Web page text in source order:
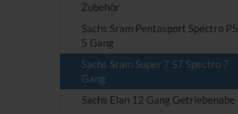
Zubehör
Sachs Sram Pentasport Spectro P5
5 Gang
Sachs Sram Super 7 S7 Spectro 7
Gang
Sachs Elan 12 Gang Getriebenabe